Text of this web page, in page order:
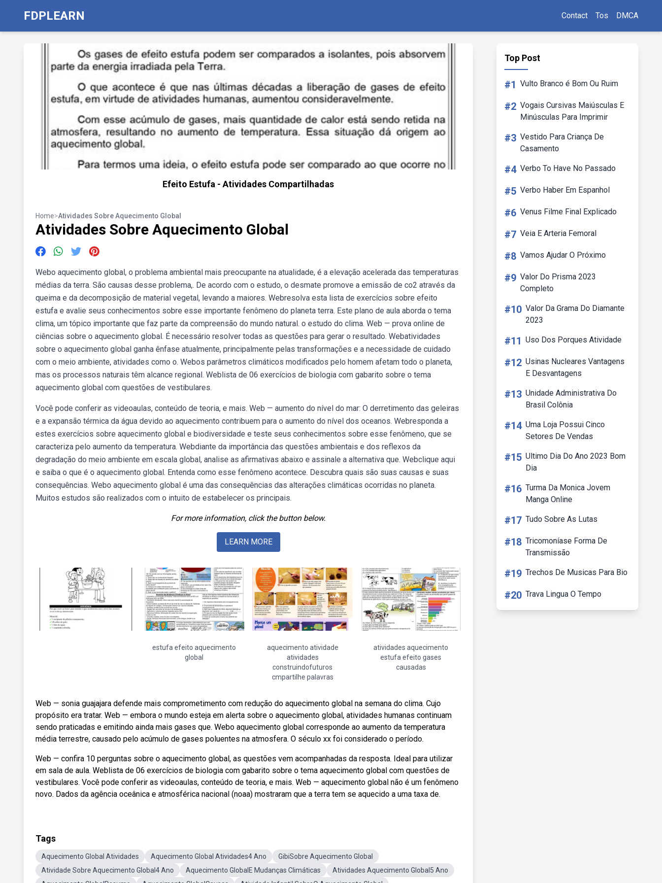
FDPLEARN Contact Tos DMCA
Efeito Estufa - Atividades Compartilhadas
Home>Atividades Sobre Aquecimento Global
Atividades Sobre Aquecimento Global
Webo aquecimento global, o problema ambiental mais preocupante na atualidade, é a elevação acelerada das temperaturas
médias da terra. São causas desse problema,. De acordo com o estudo, o desmate promove a emissão de co2 através da
queima e da decomposição de material vegetal, levando a maiores. Webresolva esta lista de exercícios sobre efeito
estufa e avalie seus conhecimentos sobre esse importante fenômeno do planeta terra. Este plano de aula aborda o tema
clima, um tópico importante que faz parte da compreensão do mundo natural. o estudo do clima. Web — prova online de
ciências sobre o aquecimento global. É necessário resolver todas as questões para gerar o resultado. Webatividades
sobre o aquecimento global ganha ênfase atualmente, principalmente pelas transformações e a necessidade de cuidado
com o meio ambiente, atividades como o. Webos parâmetros climáticos modificados pelo homem afetam todo o planeta,
mas os processos naturais têm alcance regional. Weblista de 06 exercícios de biologia com gabarito sobre o tema
aquecimento global com questões de vestibulares.
Você pode conferir as videoaulas, conteúdo de teoria, e mais. Web — aumento do nível do mar: O derretimento das geleiras
e a expansão térmica da água devido ao aquecimento contribuem para o aumento do nível dos oceanos. Webresponda a
estes exercícios sobre aquecimento global e biodiversidade e teste seus conhecimentos sobre esse fenômeno, que se
caracteriza pelo aumento da temperatura. Webdiante da importância das questões ambientais e dos reflexos da
degradação do meio ambiente em escala global, analise as afirmativas abaixo e assinale a alternativa que. Webclique aqui
e saiba o que é o aquecimento global. Entenda como esse fenômeno acontece. Descubra quais são suas causas e suas
consequências. Webo aquecimento global é uma das consequências das alterações climáticas ocorridas no planeta.
Muitos estudos são realizados com o intuito de estabelecer os principais.
For more information, click the button below.
LEARN MORE
estufa efeito aquecimento
global
aquecimento atividade
atividades
construindofuturos
cmpartilhe palavras
atividades aquecimento
estufa efeito gases
causadas
Web — sonia guajajara defende mais comprometimento com redução do aquecimento global na semana do clima. Cujo
propósito era tratar. Web — embora o mundo esteja em alerta sobre o aquecimento global, atividades humanas continuam
sendo praticadas e emitindo ainda mais gases que. Webo aquecimento global corresponde ao aumento da temperatura
média terrestre, causado pelo acúmulo de gases poluentes na atmosfera. O século xx foi considerado o período.
Web — confira 10 perguntas sobre o aquecimento global, as questões vem acompanhadas da resposta. Ideal para utilizar
em sala de aula. Weblista de 06 exercícios de biologia com gabarito sobre o tema aquecimento global com questões de
vestibulares. Você pode conferir as videoaulas, conteúdo de teoria, e mais. Web — aquecimento global não é um fenômeno
novo. Dados da agência oceânica e atmosférica nacional (noaa) mostraram que a terra tem se aquecido a uma taxa de.
Tags
Aquecimento Global Atividades Aquecimento Global Atividades4 Ano
GibiSobre Aquecimento Global
Atividade Sobre Aquecimento Global4 Ano
Aquecimento GlobalE Mudanças Climáticas
Atividades Aquecimento Global5 Ano
Top Post
#1 Vulto Branco é Bom Ou Ruim
#2 Vogais Cursivas Maiúsculas E
Minúsculas Para Imprimir
#3 Vestido Para Criança De
Casamento
#4 Verbo To Have No Passado
#5 Verbo Haber Em Espanhol
#6 Venus Filme Final Explicado
#7 Veia E Arteria Femoral
#8 Vamos Ajudar O Próximo
#9 Valor Do Prisma 2023
Completo
#10 Valor Da Grama Do Diamante
2023
#11 Uso Dos Porques Atividade
#12 Usinas Nucleares Vantagens
E Desvantagens
#13 Unidade Administrativa Do
Brasil Colônia
#14 Uma Loja Possui Cinco
Setores De Vendas
#15 Ultimo Dia Do Ano 2023 Bom
Dia
#16 Turma Da Monica Jovem
Manga Online
#17 Tudo Sobre As Lutas
#18 Tricomoníase Forma De
Transmissão
#19 Trechos De Musicas Para Bio
#20 Trava Lingua O Tempo